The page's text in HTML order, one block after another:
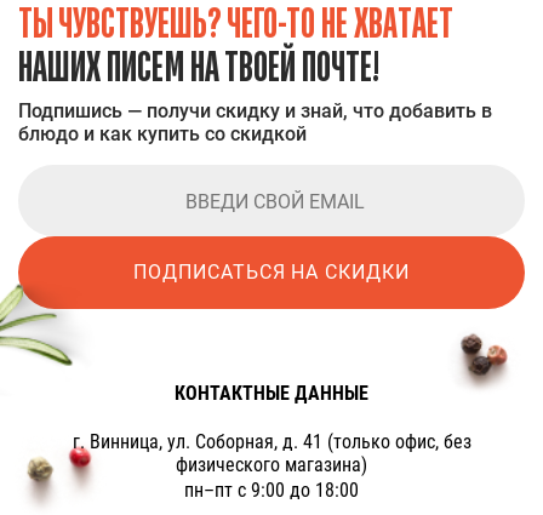
ТЫ ЧУВСТВУЕШЬ? ЧЕГО-ТО НЕ ХВАТАЕТ
НАШИХ ПИСЕМ НА ТВОЕЙ ПОЧТЕ!
Подпишись — получи скидку и знай, что добавить в
блюдо и как купить со скидкой
ПОДПИСАТЬСЯ НА СКИДКИ
КОНТАКТНЫЕ ДАННЫЕ
г. Винница, ул. Соборная, д. 41 (только офис, без
физического магазина)
пн–пт с 9:00 до 18:00